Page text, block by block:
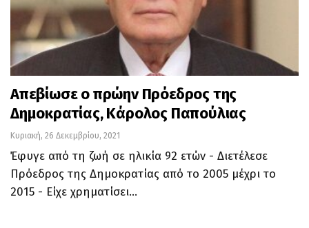
Απεβίωσε ο πρώην Πρόεδρος της
Δημοκρατίας, Κάρολος Παπούλιας
Κυριακή, 26 Δεκεμβρίου, 2021
Έφυγε από τη ζωή σε ηλικία 92 ετών - Διετέλεσε
Πρόεδρος της Δημοκρατίας από το 2005 μέχρι το
2015 - Είχε χρηματίσει…